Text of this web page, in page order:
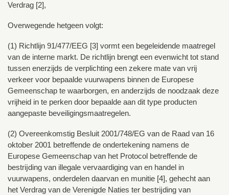
Verdrag [2],
Overwegende hetgeen volgt:
(1) Richtlijn 91/477/EEG [3] vormt een begeleidende maatregel
van de interne markt. De richtlijn brengt een evenwicht tot stand
tussen enerzijds de verplichting een zekere mate van vrij
verkeer voor bepaalde vuurwapens binnen de Europese
Gemeenschap te waarborgen, en anderzijds de noodzaak deze
vrijheid in te perken door bepaalde aan dit type producten
aangepaste beveiligingsmaatregelen.
(2) Overeenkomstig Besluit 2001/748/EG van de Raad van 16
oktober 2001 betreffende de ondertekening namens de
Europese Gemeenschap van het Protocol betreffende de
bestrĳding van illegale vervaardiging van en handel in
vuurwapens, onderdelen daarvan en munitie [4], gehecht aan
het Verdrag van de Verenigde Naties ter bestrĳding van